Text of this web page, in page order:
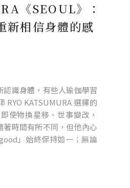
《SEOUL》：
新相信身體的感
認識身體，有些人瑜伽學習
RYO KATSUMURA 選擇的
使物換星移、世事變改，
著時間有所不同，但他內心
」始終保持如一；無論